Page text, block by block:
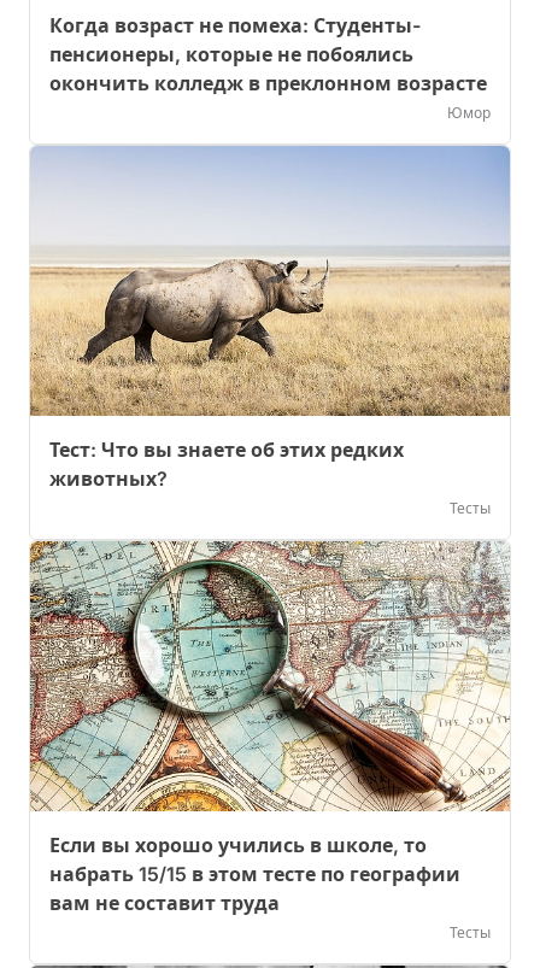
Когда возраст не помеха: Студенты-
пенсионеры, которые не побоялись
окончить колледж в преклонном возрасте
Юмор
Тест: Что вы знаете об этих редких
животных?
Тесты
Если вы хорошо учились в школе, то
набрать 15/15 в этом тесте по географии
вам не составит труда
Тесты